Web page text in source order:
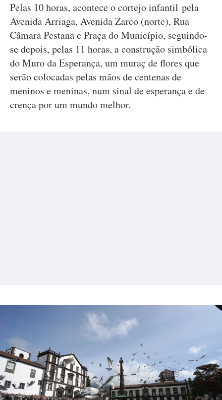
Pelas 10 horas, acontece o cortejo infantil pela
Avenida Arriaga, Avenida Zarco (norte), Rua
Câmara Pestana e Praça do Município, seguindo-
se depois, pelas 11 horas, a construção simbólica
do Muro da Esperança, um muraç de flores que
serão colocadas pelas mãos de centenas de
meninos e meninas, num sinal de esperança e de
crença por um mundo melhor.